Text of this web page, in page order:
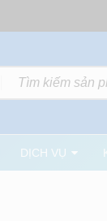
DỊCH VỤ